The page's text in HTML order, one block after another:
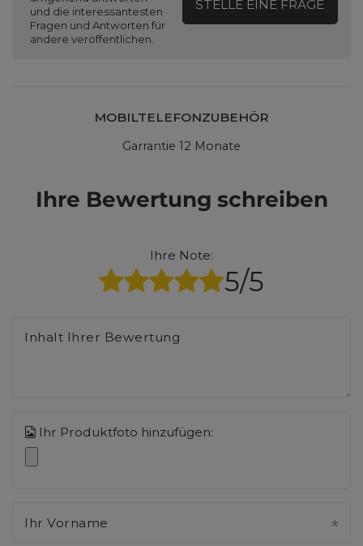
und die interessantesten
Fragen und Antworten für
andere veröffentlichen.
STELLE EINE FRAGE
MOBILTELEFONZUBEHÖR
Garrantie 12 Monate
Ihre Bewertung schreiben
Ihre Note:
5/5
Inhalt Ihrer Bewertung
Ihr Produktfoto hinzufügen:
Ihr Vorname